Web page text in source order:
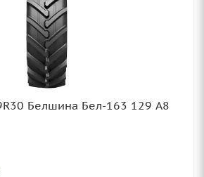
Белшина Бел-163 129 A8